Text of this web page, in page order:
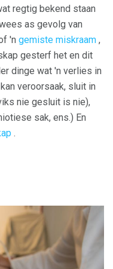
regtig bekend staan
as gevolg van
'n gemiste miskraam ,
gesterf het en dit
dinge wat 'n verlies in
veroorsaak, sluit in
nie gesluit is nie),
sak, ens.) En
.